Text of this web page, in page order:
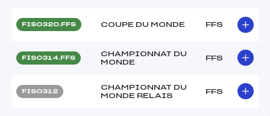
FIS0320.FFS COUPE DU MONDE FFS
FIS0314.FFS
CHAMPIONNAT DU
MONDE
FFS
FIS0312
CHAMPIONNAT DU
MONDE RELAIS
FFS